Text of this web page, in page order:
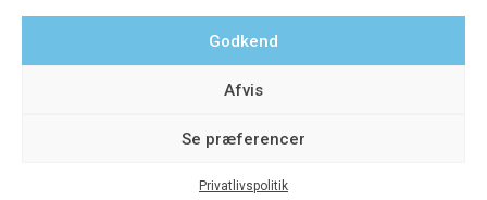
Godkend
Afvis
Se præferencer
Privatlivspolitik
© 2020 Silkeborg IF A/S - Designet af Aveo - web&marketing